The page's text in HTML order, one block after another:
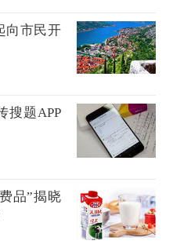
向市民开
搜题APP
品”揭晓